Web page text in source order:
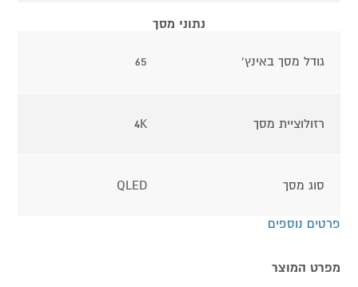
נתוני מסך
גודל מסך באינץ' 65
רזולוציית מסך 4K
סוג מסך QLED
פרטים נוספים
מפרט המוצר